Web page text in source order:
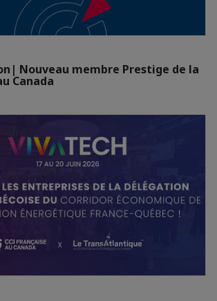
Nouveau membre Prestige de la
Canada